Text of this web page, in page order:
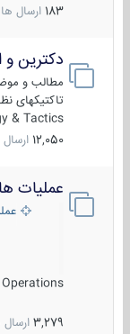
183 ارسال ها
دکترین و
مطالب و
تاکتیکهای
& Tactics
12,050 ارسال ها
عملیات
Operations
3,279 ارسال ها